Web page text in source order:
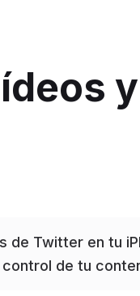
de Twitter en tu
de tu